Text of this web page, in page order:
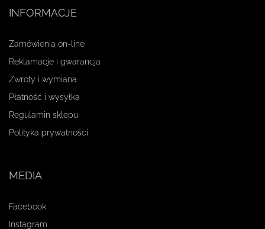
INFORMACJE
Zamówienia on-line
Reklamacje i gwarancja
Zwroty i wymiana
Płatność i wysyłka
Regulamin sklepu
Polityka prywatności
MEDIA
Facebook
Instagram